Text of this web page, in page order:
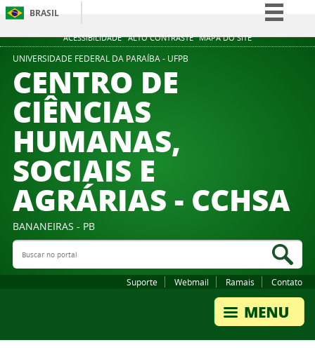
ACESSIBILIDADE ALTO CONTRASTE MAPA DO SITE
BRASIL
Simplifique!
UNIVERSIDADE FEDERAL DA PARAÍBA - UFPB
CENTRO DE
CIÊNCIAS
HUMANAS,
SOCIAIS E
AGRÁRIAS - CCHSA
BANANEIRAS - PB
Buscar no portal
Suporte Webmail Ramais Contato